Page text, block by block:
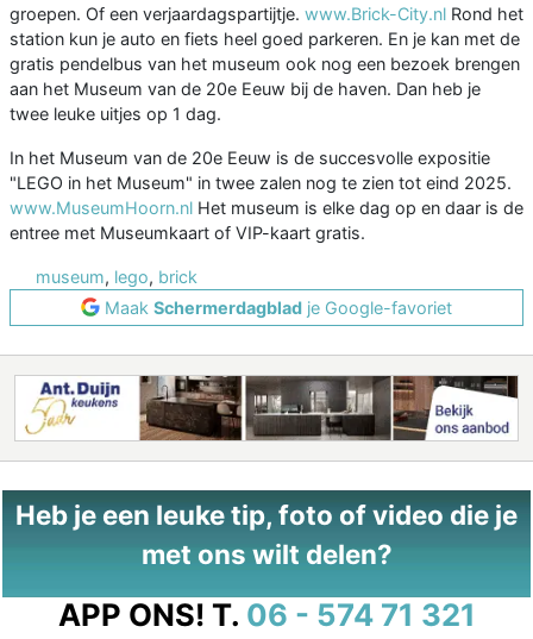
groepen. Of een verjaardagspartijtje. www.Brick-City.nl Rond het
station kun je auto en fiets heel goed parkeren. En je kan met de
gratis pendelbus van het museum ook nog een bezoek brengen
aan het Museum van de 20e Eeuw bij de haven. Dan heb je
twee leuke uitjes op 1 dag.
In het Museum van de 20e Eeuw is de succesvolle expositie
"LEGO in het Museum" in twee zalen nog te zien tot eind 2025.
www.MuseumHoorn.nl Het museum is elke dag op en daar is de
entree met Museumkaart of VIP-kaart gratis.
museum, lego, brick
Maak Schermerdagblad je Google-favoriet
Heb je een leuke tip, foto of video die je
met ons wilt delen?
APP ONS! T. 06 - 574 71 321